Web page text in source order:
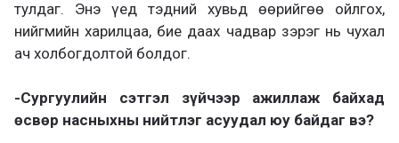
тулдаг. Энэ үед тэдний хувьд өөрийгөө ойлгох,
нийгмийн харилцаа, бие даах чадвар зэрэг нь чухал
ач холбогдолтой болдог.
-Сургуулийн сэтгэл зүйчээр ажиллаж байхад
өсвөр насныхны нийтлэг асуудал юу байдаг вэ?